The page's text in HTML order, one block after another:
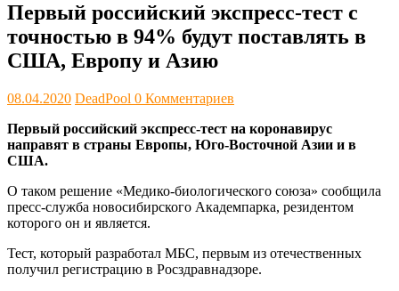
Первый российский экспресс-тест с
точностью в 94% будут поставлять в
США, Европу и Азию
08.04.2020 DeadPool 0 Комментариев
Первый российский экспресс-тест на коронавирус
направят в страны Европы, Юго-Восточной Азии и в
США.
О таком решение «Медико-биологического союза» сообщила
пресс-служба новосибирского Академпарка, резидентом
которого он и является.
Тест, который разработал МБС, первым из отечественных
получил регистрацию в Росздравнадзоре.